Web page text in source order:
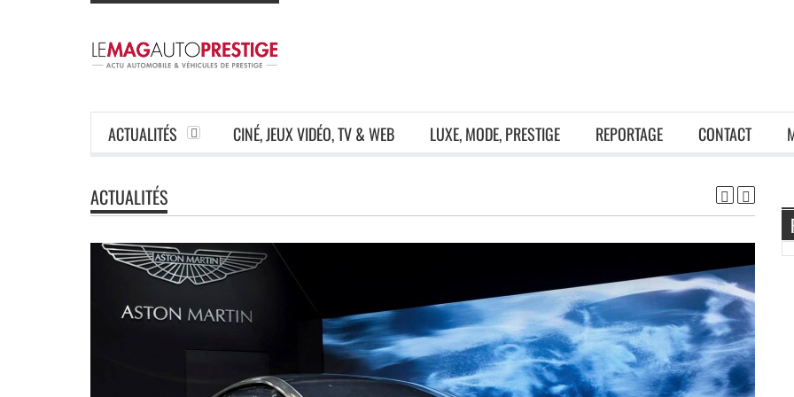
ACTUALITÉS CINÉ, JEUX VIDÉO, TV & WEB LUXE, MODE, PRESTIGE REPORTAGE CONTACT
ACTUALITÉS